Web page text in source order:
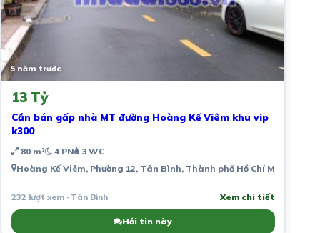
5 năm trước
13 Tỷ
Cần bán gấp nhà MT đường Hoàng Kế Viêm khu vip
k300
80 m² 4 PN 3 WC
Hoàng Kế Viêm, Phường 12, Tân Bình, Thành phố Hồ Chí Minh, Việt
232 lượt xem · Tân Bình Xem chi tiết
Hỏi tin này